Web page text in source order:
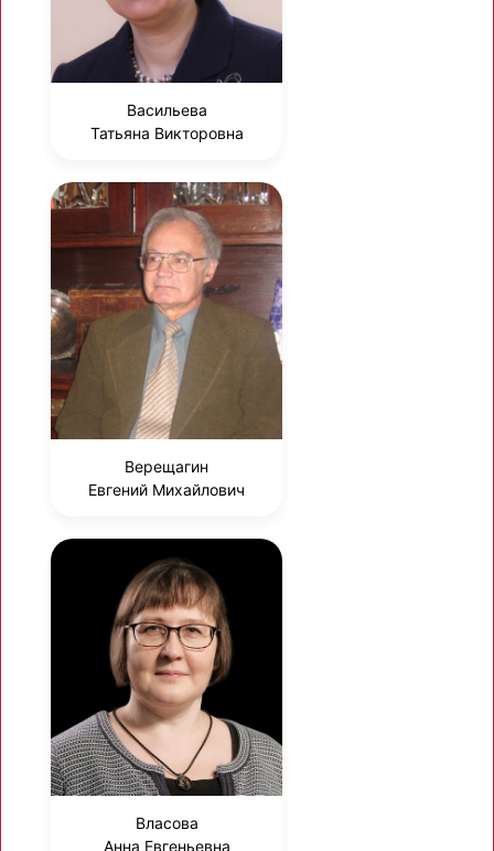
Васильева
Татьяна Викторовна
Верещагин
Евгений Михайлович
Власова
Анна Евгеньевна